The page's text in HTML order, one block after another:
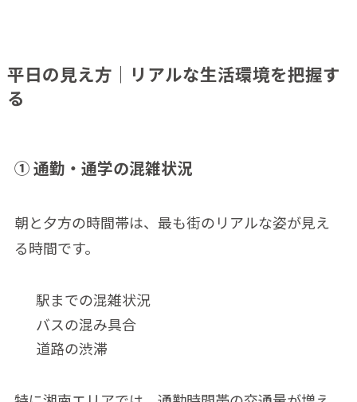
平日の見え方｜リアルな生活環境を把握す
る
① 通勤・通学の混雑状況
朝と夕方の時間帯は、最も街のリアルな姿が見え
る時間です。
駅までの混雑状況
バスの混み具合
道路の渋滞